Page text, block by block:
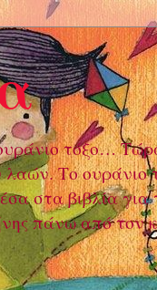
τόξο…
Το ουράνιο
στα βιβλία για
πάνω από τον